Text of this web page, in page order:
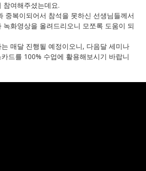
참여해주셨는데요.
중복이되어서 참석을 못하신 선생님들께서
녹화영상을 올려드리오니 모쪼록 도움이 되
매달 진행될 예정이오니, 다음달 세미나
드를 100% 수업에 활용해보시기 바랍니